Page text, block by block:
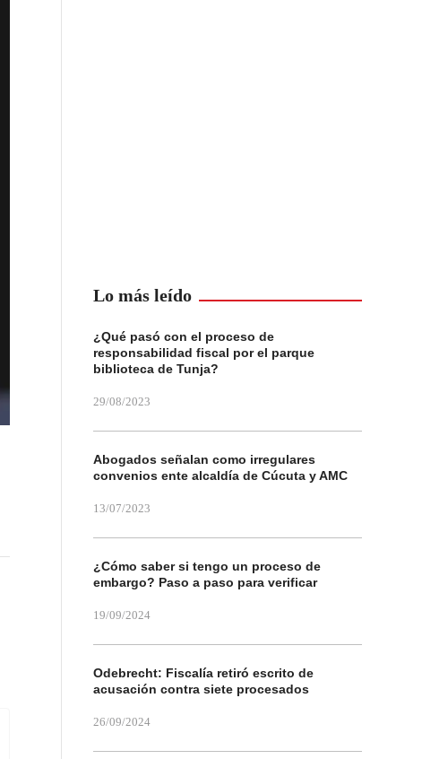
Lo más leído
¿Qué pasó con el proceso de
responsabilidad fiscal por el parque
biblioteca de Tunja?
29/08/2023
Abogados señalan como irregulares
convenios ente alcaldía de Cúcuta y AMC
13/07/2023
¿Cómo saber si tengo un proceso de
embargo? Paso a paso para verificar
19/09/2024
Odebrecht: Fiscalía retiró escrito de
acusación contra siete procesados
26/09/2024